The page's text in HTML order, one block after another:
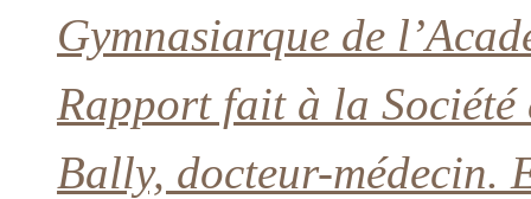
Gymnasiarque de
Rapport fait à la
Bally, docteur-médecin.